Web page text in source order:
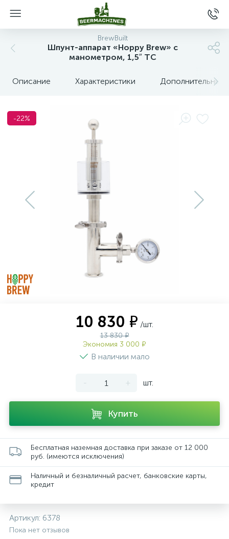
BrewBuilt
Шпунт-аппарат «Hoppy Brew» с
манометром, 1,5″ TC
Описание Характеристики Дополнительные
-22%
10 830 ₽ /шт.
13 830 ₽
Экономия 3 000 ₽
В наличии мало
- + шт.
Купить
Бесплатная наземная доставка при заказе от 12 000
руб. (имеются исключения)
Наличный и безналичный расчет, банковские карты,
кредит
Артикул: 6378
Пока нет отзывов